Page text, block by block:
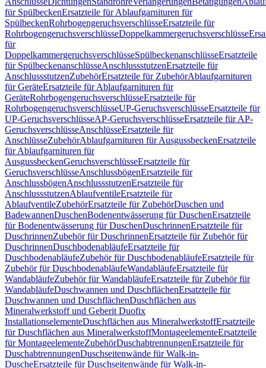
für SpülbeckenErsatzteile für Ablaufgarnituren für
SpülbeckenRohrbogengeruchsverschlüsseErsatzteile für
RohrbogengeruchsverschlüsseDoppelkammergeruchsverschlüsse
für
DoppelkammergeruchsverschlüsseSpülbeckenanschlüsseErsatzteile
für SpülbeckenanschlüsseAnschlussstutzenErsatzteile für
AnschlussstutzenZubehörErsatzteile für ZubehörAblaufgarnituren
für GeräteErsatzteile für Ablaufgarnituren für
GeräteRohrbogengeruchsverschlüsseErsatzteile für
RohrbogengeruchsverschlüsseUP-GeruchsverschlüsseErsatzteile für
UP-GeruchsverschlüsseAP-GeruchsverschlüsseErsatzteile für AP-
GeruchsverschlüsseAnschlüsseErsatzteile für
AnschlüsseZubehörAblaufgarnituren für AusgussbeckenErsatzteile
für Ablaufgarnituren für
AusgussbeckenGeruchsverschlüsseErsatzteile für
GeruchsverschlüsseAnschlussbögenErsatzteile für
AnschlussbögenAnschlussstutzenErsatzteile für
AnschlussstutzenAblaufventileErsatzteile für
AblaufventileZubehörErsatzteile für ZubehörDuschen und
BadewannenDuschenBodenentwässerung für DuschenErsatzteile
für Bodenentwässerung für DuschenDuschrinnenErsatzteile für
DuschrinnenZubehör für DuschrinnenErsatzteile für Zubehör für
DuschrinnenDuschbodenabläufeErsatzteile für
DuschbodenabläufeZubehör für DuschbodenabläufeErsatzteile für
Zubehör für DuschbodenabläufeWandabläufeErsatzteile für
WandabläufeZubehör für WandabläufeErsatzteile für Zubehör für
WandabläufeDuschwannen und DuschflächenErsatzteile für
Duschwannen und DuschflächenDuschflächen aus
Mineralwerkstoff und Geberit Duofix
InstallationselementeDuschflächen aus MineralwerkstoffErsatzteile
für Duschflächen aus MineralwerkstoffMontageelementeErsatzteile
für MontageelementeZubehörDuschabtrennungenErsatzteile für
DuschabtrennungenDuschseitenwände für Walk-in-
DuscheErsatzteile für Duschseitenwände für Walk-in-